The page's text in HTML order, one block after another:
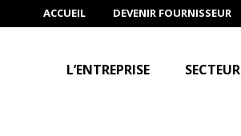
ACCUEIL DEVENIR FOURNISSEUR
L’ENTREPRISE